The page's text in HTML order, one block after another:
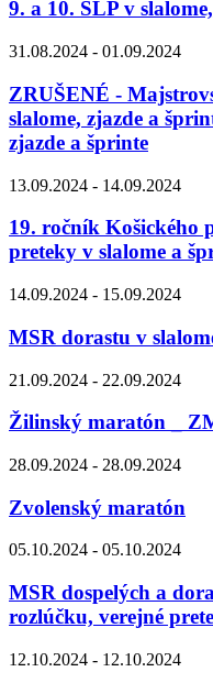
9. a 10. SLP v
31.08.2024 - 01.09.2024
ZRUŠENÉ -
slalome, zjazde a
zjazde a šprinte
13.09.2024 - 14.09.2024
19. ročník Košického
preteky v slalome a
14.09.2024 - 15.09.2024
MSR dorastu v
21.09.2024 - 22.09.2024
Žilinský maratón _
28.09.2024 - 28.09.2024
Zvolenský maratón
05.10.2024 - 05.10.2024
MSR dospelých a
rozlúčku, verejné
12.10.2024 - 12.10.2024